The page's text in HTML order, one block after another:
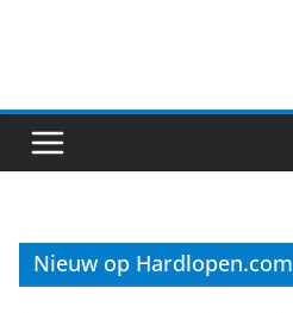
Nieuw op Hardlopen.com